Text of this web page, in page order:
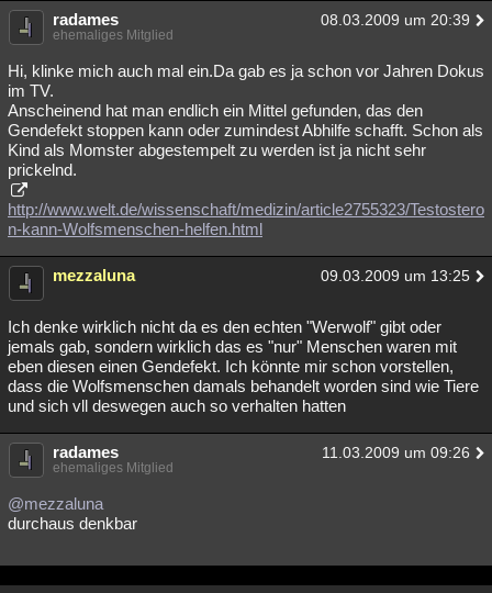
radames 08.03.2009 um 20:39
ehemaliges Mitglied
Hi, klinke mich auch mal ein.Da gab es ja schon vor Jahren Dokus
im TV.
Anscheinend hat man endlich ein Mittel gefunden, das den
Gendefekt stoppen kann oder zumindest Abhilfe schafft. Schon als
Kind als Momster abgestempelt zu werden ist ja nicht sehr
prickelnd.
http://www.welt.de/wissenschaft/medizin/article2755323/Testostero
n-kann-Wolfsmenschen-helfen.html
mezzaluna 09.03.2009 um 13:25
Ich denke wirklich nicht da es den echten "Werwolf" gibt oder
jemals gab, sondern wirklich das es "nur" Menschen waren mit
eben diesen einen Gendefekt. Ich könnte mir schon vorstellen,
dass die Wolfsmenschen damals behandelt worden sind wie Tiere
und sich vll deswegen auch so verhalten hatten
radames 11.03.2009 um 09:26
ehemaliges Mitglied
@mezzaluna
durchaus denkbar